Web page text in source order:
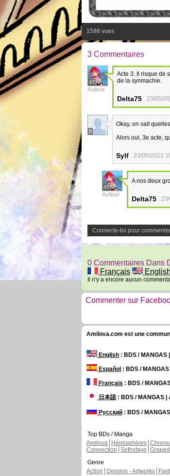
1598 vues
3 Commentaires
47
Auteur
Acte 3. Il risque de
de la synmachie.
Delta75 23/05/
8
Okay, on sait
Alors oui, 3e acte,
Sylf 23/05/2023
47
Auteur
A nos deux
Delta75
Connecte-toi pour
0 Commentaires Dans
Français
English
Il n'y a encore aucun
Commenter sur
Amilova.com est une
English : BDS / MANGAS
Español : BDS /
Français : BDS /
日本語: BDS / MANGAS |
Русский : BDS /
Top BDs / Manga
Amilova
Hémisphères
Connection Sethxfaye Graped
Genre
Action
Dessins - Artworks